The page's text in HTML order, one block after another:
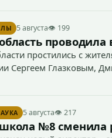
5 августа👁 199
простились с
Сергеем Глазковым,
5 августа👁 217
№8 сменила